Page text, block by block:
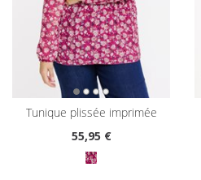
tunique plissée imprimée
55,95 €